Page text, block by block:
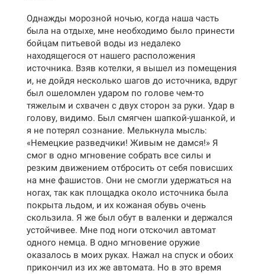
Однажды морозной ночью, когда наша часть
была на отдыхе, мне необходимо было принести
бойцам питьевой воды из недалеко
находящегося от нашего расположения
источника. Взяв котелки, я вышел из помещения
и, не дойдя несколько шагов до источника, вдруг
был ошеломлен ударом по голове чем-то
тяжелым и схвачен с двух сторон за руки. Удар в
голову, видимо. Был смягчен шапкой-ушанкой, и
я не потерял сознание. Мелькнула мысль:
«Немецкие разведчики! Живым не дамся!» Я
смог в одно мгновение собрать все силы и
резким движением отбросить от себя повисших
на мне фашистов. Они не смогли удержаться на
ногах, так как площадка около источника была
покрыта льдом, и их кожаная обувь очень
скользила. Я же был обут в валенки и держался
устойчивее. Мне под ноги отскочил автомат
одного немца. В одно мгновение оружие
оказалось в моих руках. Нажал на спуск и обоих
прикончил из их же автомата. Но в это время